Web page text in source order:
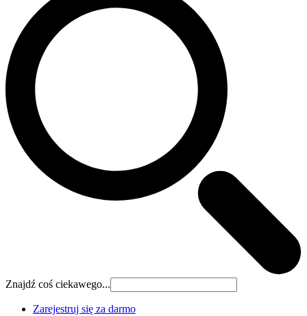
Znajdź coś ciekawego...
Zarejestruj się za darmo